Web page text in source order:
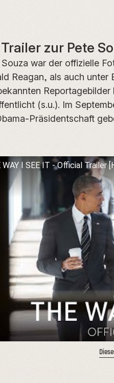
zur Pete
Souza war der offizielle
Reagan, als auch unter
(s.u.). Im
Präsidentschaft
WAY I SEE IT - Official Trailer